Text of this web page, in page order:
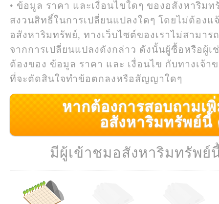
• ข้อมูล ราคา และเงื่อนไขใดๆ ของอสังหาริม
สงวนสิทธิ์ในการเปลี่ยนแปลงใดๆ โดยไม่ต้องแ
อสังหาริมทรัพย์, ทางเว็บไซต์ของเราไม่สามา
จากการเปลี่ยนแปลงดังกล่าว ดังนั้นผู้ซื้อหรือผู้
ต้องของ ข้อมูล ราคา และ เงื่อนไข กับทางเจ้
ที่จะตัดสินใจทำข้อตกลงหรือสัญญาใดๆ
หากต้องการสอบถามเ
อสังหาริมทรัพย์นี้
มีผู้เข้าชมอสังหาริมทรัพย์